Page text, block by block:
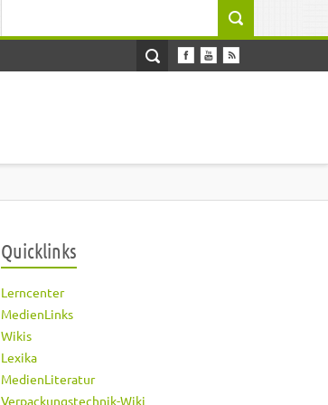
Quicklinks
Lerncenter
MedienLinks
Wikis
Lexika
MedienLiteratur
Verpackungstechnik-Wiki